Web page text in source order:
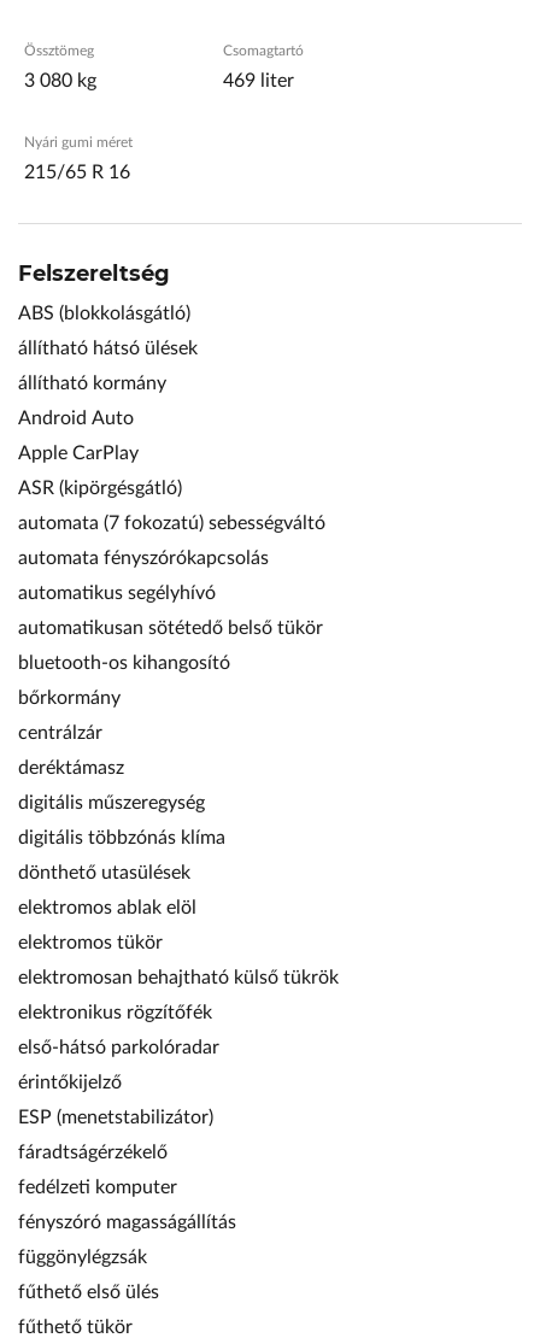
Össztömeg
3 080 kg
Csomagtartó
469 liter
Nyári gumi méret
215/65 R 16
Felszereltség
ABS (blokkolásgátló)
állítható hátsó ülések
állítható kormány
Android Auto
Apple CarPlay
ASR (kipörgésgátló)
automata (7 fokozatú) sebességváltó
automata fényszórókapcsolás
automatikus segélyhívó
automatikusan sötétedő belső tükör
bluetooth-os kihangosító
bőrkormány
centrálzár
deréktámasz
digitális műszeregység
digitális többzónás klíma
dönthető utasülések
elektromos ablak elöl
elektromos tükör
elektromosan behajtható külső tükrök
elektronikus rögzítőfék
első-hátsó parkolóradar
érintőkijelző
ESP (menetstabilizátor)
fáradtságérzékelő
fedélzeti komputer
fényszóró magasságállítás
függönylégzsák
fűthető első ülés
fűthető tükör